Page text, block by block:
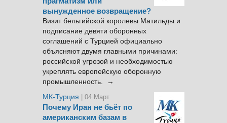
вынужденное возвращение?
Визит бельгийской королевы Матильды и
подписание девяти оборонных
соглашений с Турцией официально
объясняют двумя главными причинами:
российской угрозой и необходимостью
укреплять европейскую оборонную
промышленность. →
МК-Турция
| 04 Март
Почему Иран не бьёт по
американским базам в